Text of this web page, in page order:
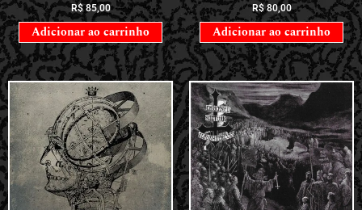
R$85,00
Adicionar ao carrinho
R$80,00
Adicionar ao carrinho